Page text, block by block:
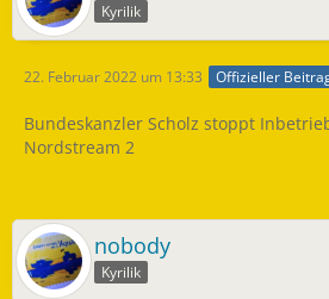
Kyrilik
22. Februar 2022 um 13:33 Offizieller
Bundeskanzler Scholz stoppt
Nordstream 2
nobody
Kyrilik